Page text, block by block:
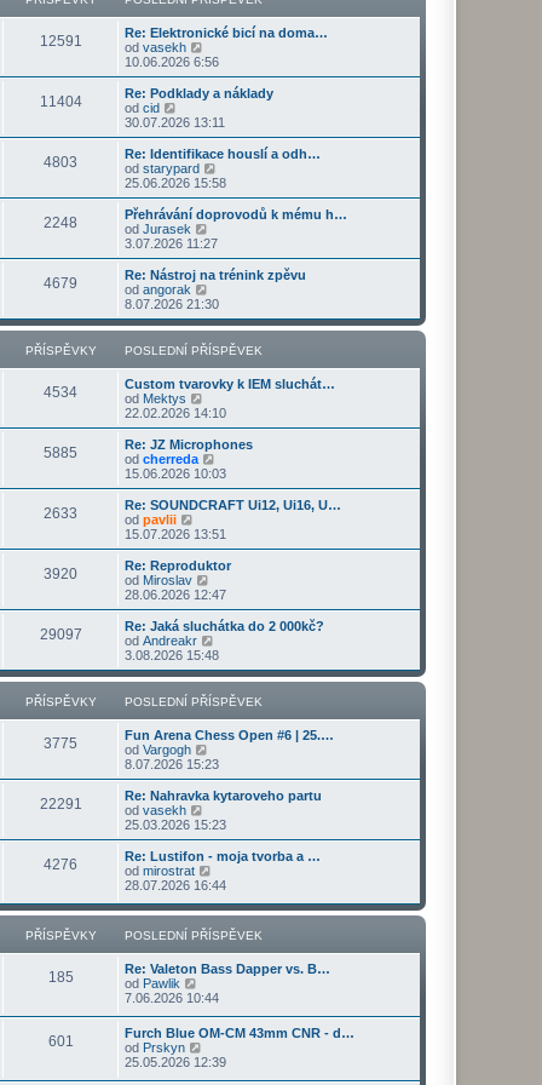
í
s
v
e
d
n
í
p
ř
í
s
ě
v
e
k
o
s
l
d
n
í
ř
í
s
p
ě
v
e
k
t
o
s
l
d
n
í
ř
í
s
ě
v
e
12591
Re: Elektronické bicí na doma…
od vasekh
o
b
r
a
z
p
o
s
e
d
n
í
p
ř
í
s
ě
v
e
10.06.2026 6:56
11404
Re: Podklady a náklady
od cid
o
b
r
a
z
t
p
o
s
e
d
n
í
ř
í
s
p
ě
v
e
k
30.07.2026 13:11
4803
Re: Identifikace houslí a odh…
od starypard
o
b
r
z
t
p
o
s
l
d
n
í
ř
í
s
ě
v
e
25.06.2026 15:58
2248
Přehrávání doprovodů k mému h…
od Jurasek
o
b
r
z
t
p
o
s
l
d
n
í
p
ř
í
s
ě
v
e
3.07.2026 11:27
4679
Re: Nástroj na trénink zpěvu
od angorak
o
b
r
a
t
o
s
l
e
d
n
í
ř
í
s
ě
v
e
k
8.07.2026 21:30
PŘÍSPĚVKY POSLEDNÍ PŘÍSPĚVEK
4534
Custom tvarovky k IEM sluchát…
od Mektys
o
b
r
a
z
t
p
o
s
e
d
n
í
p
ř
í
s
ě
v
e
k
22.02.2026 14:10
5885
Re: JZ Microphones
od cherreda
o
b
r
z
t
p
o
s
e
n
í
ř
í
s
ě
v
e
k
15.06.2026 10:03
2633
Re: SOUNDCRAFT Ui12, Ui16, U…
od pavlii
o
b
r
a
z
p
o
s
l
d
n
í
p
ř
í
s
p
ě
v
e
k
15.07.2026 13:51
3920
Re: Reproduktor
od Miroslav
o
b
r
a
z
t
p
o
s
l
d
n
í
ř
í
s
p
ě
e
k
28.06.2026 12:47
29097
Re: Jaká sluchátka do 2 000kč?
od Andreakr
o
b
r
a
t
o
s
l
d
n
í
ř
í
s
p
ě
e
3.08.2026 15:48
PŘÍSPĚVKY POSLEDNÍ PŘÍSPĚVEK
3775
Fun Arena Chess Open #6 | 25.…
od Vargogh
o
b
r
z
p
o
s
l
d
n
í
ř
p
v
8.07.2026 15:23
22291
Re: Nahravka kytaroveho partu
od vasekh
o
b
a
z
t
p
o
s
l
d
í
p
ř
í
25.03.2026 15:23
4276
Re: Lustifon - moja tvorba a …
od mirostrat
o
r
z
i
t
o
s
l
d
28.07.2026 16:44
PŘÍSPĚVKY POSLEDNÍ PŘÍSPĚVEK
185
Re: Valeton Bass Dapper vs. B…
od Pawlik
o
r
a
z
i
7.06.2026 10:44
601
Furch Blue OM-CM 43mm CNR - d…
od Prskyn
o
25.05.2026 12:39